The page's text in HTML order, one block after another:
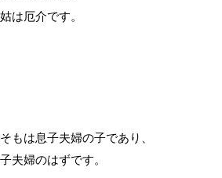
は厄介です。
もは息子夫婦の子であり、
夫婦のはずです。